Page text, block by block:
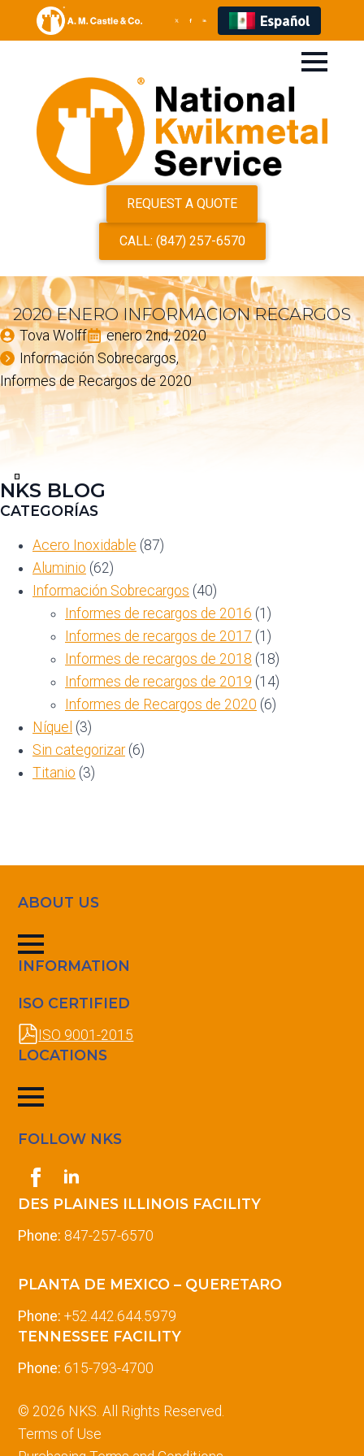
Español
CALL: (847) 257-6570
REQUEST A QUOTE
2020 ENERO INFORMACION RECARGOS
Tova Wolff
enero 2nd, 2020
Información Sobrecargos
Informes de Recargos de 2020
NKS BLOG
CATEGORÍAS
Acero Inoxidable (87)
Aluminio (62)
Información Sobrecargos (40)
Informes de recargos de 2016 (1)
Informes de recargos de 2017 (1)
Informes de recargos de 2018 (18)
Informes de recargos de 2019 (14)
Informes de Recargos de 2020 (6)
Níquel (3)
Sin categorizar(6)
Titanio (3)
Ver
en
ABOUT US
INFORMATION
ISO CERTIFIED
ISO 9001-2015
LOCATIONS
FOLLOW NKS
DES PLAINES ILLINOIS FACILITY
Phone: 847-257-6570
PLANTA DE MEXICO – QUERETARO
Phone: +52.442.644.5979
TENNESSEE FACILITY
Phone: 615-793-4700
© 2026 NKS. All Rights Reserved.
Terms of Use